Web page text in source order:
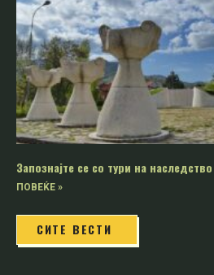
Запознајте се со тури на
ПОВЕЌЕ »
СИТЕ ВЕСТИ